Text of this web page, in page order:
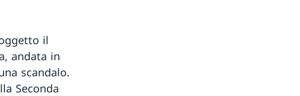
il
andata in
scandalo.
Seconda